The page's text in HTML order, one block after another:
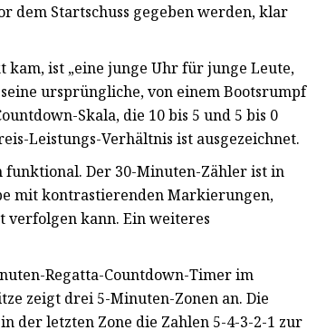
dem Startschuss gegeben werden, klar
ist „eine junge Uhr für junge Leute,
ursprüngliche, von einem Bootsrumpf
Skala, die 10 bis 5 und 5 bis 0
Leistungs-Verhältnis ist ausgezeichnet.
funktional. Der 30-Minuten-Zähler ist in
mit kontrastierenden Markierungen,
verfolgen kann. Ein weiteres
Regatta-Countdown-Timer im
zeigt drei 5-Minuten-Zonen an. Die
der letzten Zone die Zahlen 5-4-3-2-1 zur